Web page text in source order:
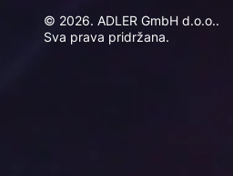
© 2026. ADLER GmbH d.o.o..
Sva prava pridržana.